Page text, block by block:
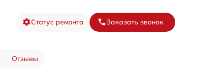
Статус ремонта Заказать звонок
Отзывы